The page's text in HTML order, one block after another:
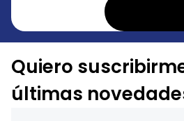
Quiero
últimas